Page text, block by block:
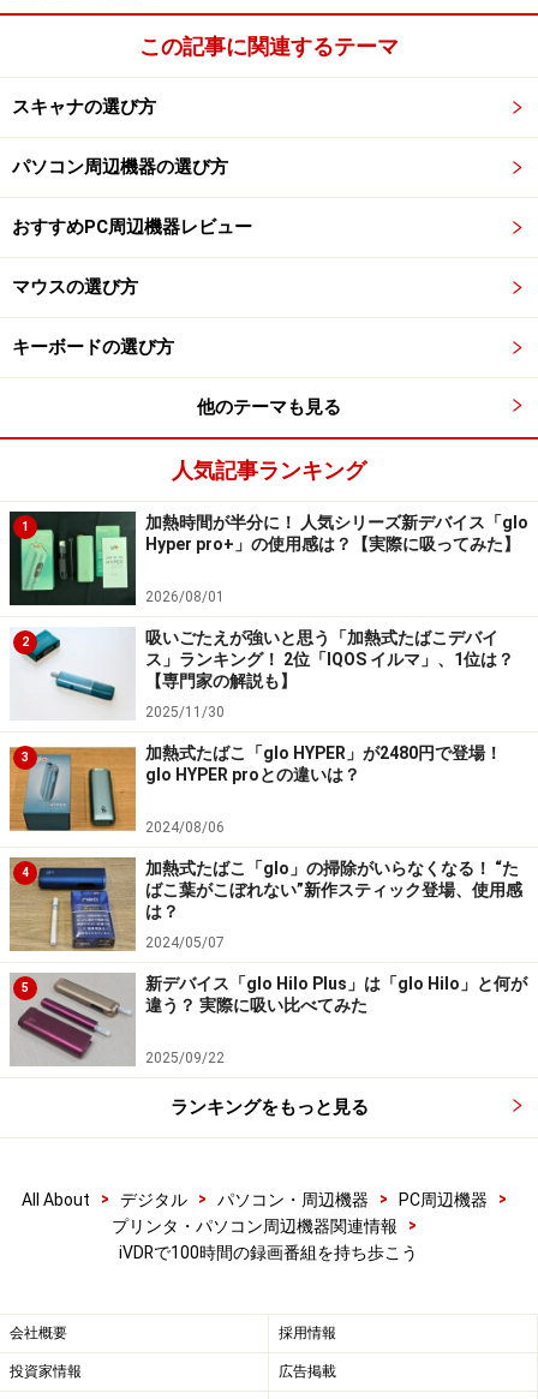
この記事に関連するテーマ
スキャナの選び方
パソコン周辺機器の選び方
おすすめPC周辺機器レビュー
マウスの選び方
キーボードの選び方
他のテーマも見る
人気記事ランキング
1
加熱時間が半分に！ 人気シリーズ新デバイス「glo
Hyper pro+」の使用感は？【実際に吸ってみた】
2026/08/01
2
吸いごたえが強いと思う「加熱式たばこデバイ
ス」ランキング！ 2位「IQOS イルマ」、1位は？
【専門家の解説も】
2025/11/30
3
加熱式たばこ「glo HYPER」が2480円で登場！
glo HYPER proとの違いは？
2024/08/06
4
加熱式たばこ「glo」の掃除がいらなくなる！ “た
ばこ葉がこぼれない”新作スティック登場、使用感
は？
2024/05/07
5
新デバイス「glo Hilo Plus」は「glo Hilo」と何が
違う？ 実際に吸い比べてみた
2025/09/22
ランキングをもっと見る
All About > デジタル > パソコン・周辺機器 > PC周辺機器
>
プリンタ・パソコン周辺機器関連情報
>
iVDRで100時間の録画番組を持ち歩こう
会社概要 採用情報
投資家情報 広告掲載